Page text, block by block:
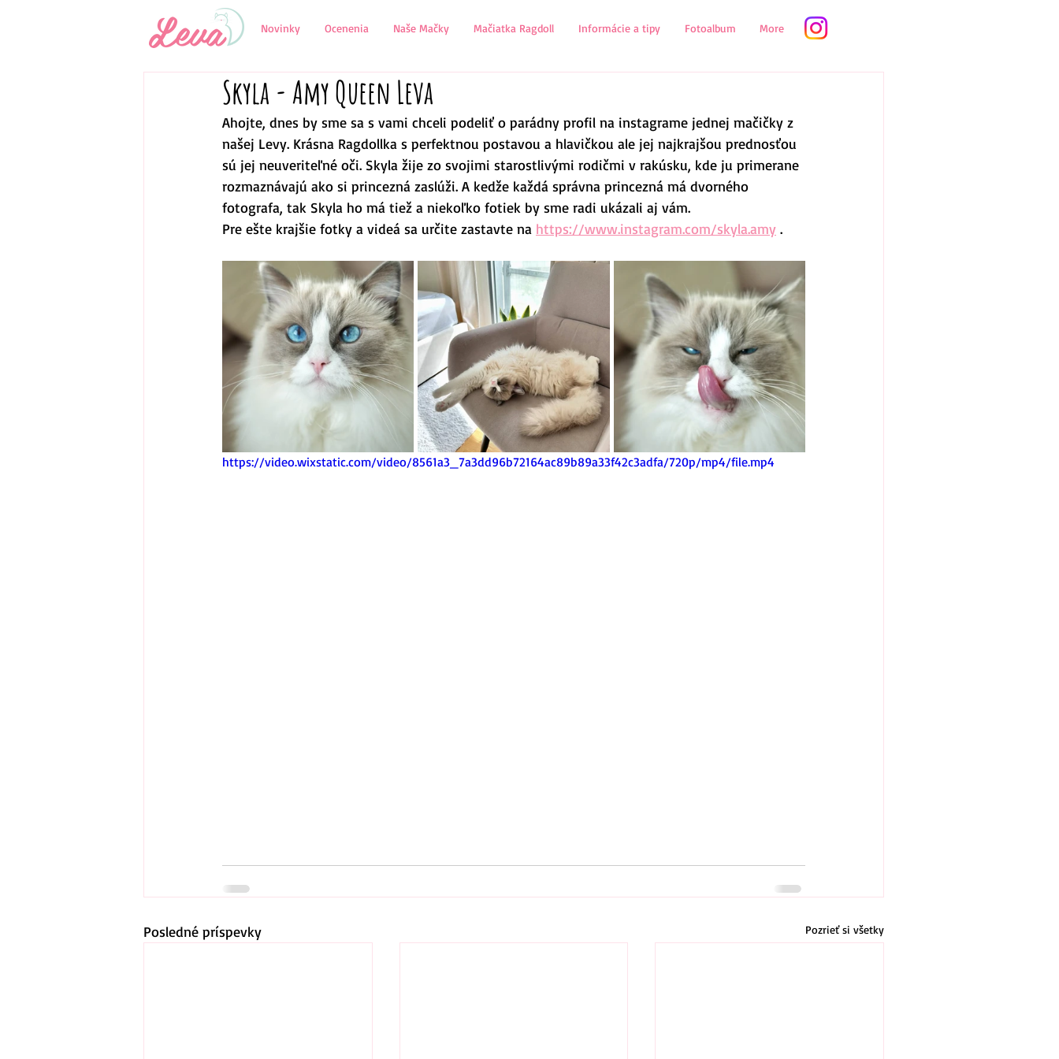
Novinky Ocenenia Naše Mačky Mačiatka Ragdoll Informácie a tipy Fotoalbum More
Skyla - Amy Queen Leva
Ahojte, dnes by sme sa s vami chceli podeliť o parádny profil na instagrame jednej mačičky z
našej Levy. Krásna Ragdollka s perfektnou postavou a hlavičkou ale jej najkrajšou prednosťou
sú jej neuveriteľné oči. Skyla žije zo svojimi starostlivými rodičmi v rakúsku, kde ju primerane
rozmaznávajú ako si princezná zaslúži. A kedže každá správna princezná má dvorného
fotografa, tak Skyla ho má tiež a niekoľko fotiek by sme radi ukázali aj vám.
Pre ešte krajšie fotky a videá sa určite zastavte na https://www.instagram.com/skyla.amy .
https://video.wixstatic.com/video/8561a3_7a3dd96b72164ac89b89a33f42c3adfa/720p/mp4/file.mp4
Posledné príspevky Pozrieť si všetky